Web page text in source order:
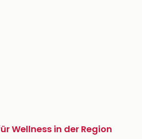
Wellness in der Region